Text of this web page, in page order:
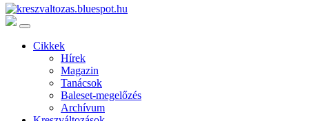
Cikkek
Hírek
Magazin
Tanácsok
Baleset-megelőzés
Archívum